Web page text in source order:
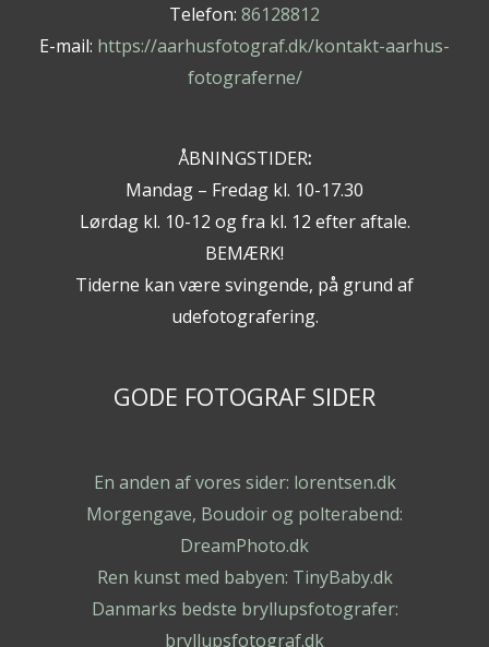
Telefon: 86128812
E-mail: https://aarhusfotograf.dk/kontakt-aarhus-
fotograferne/
ÅBNINGSTIDER:
Mandag – Fredag kl. 10-17.30
Lørdag kl. 10-12 og fra kl. 12 efter aftale.
BEMÆRK!
Tiderne kan være svingende, på grund af
udefotografering.
GODE FOTOGRAF SIDER
En anden af vores sider: lorentsen.dk
Morgengave, Boudoir og polterabend:
DreamPhoto.dk
Ren kunst med babyen: TinyBaby.dk
Danmarks bedste bryllupsfotografer:
bryllupsfotograf.dk